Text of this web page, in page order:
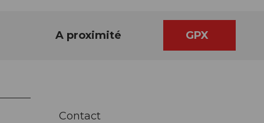
A proximité GPX
Contact